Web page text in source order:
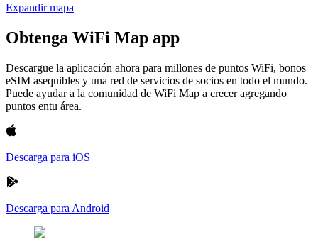
Expandir mapa
Obtenga WiFi Map app
Descargue la aplicación ahora para millones de puntos WiFi, bonos
eSIM asequibles y una red de servicios de socios en todo el mundo.
Puede ayudar a la comunidad de WiFi Map a crecer agregando
puntos entu área.
Descarga para iOS
Descarga para Android